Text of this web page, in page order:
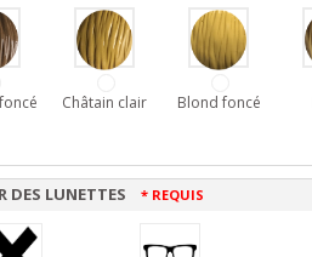
Châtain clair Blond foncé
DES LUNETTES * REQUIS